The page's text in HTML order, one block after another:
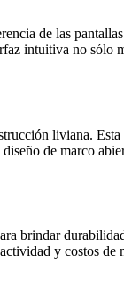
de las
intuitiva no sólo
liviana. Esta
de marco
brindar
y costos